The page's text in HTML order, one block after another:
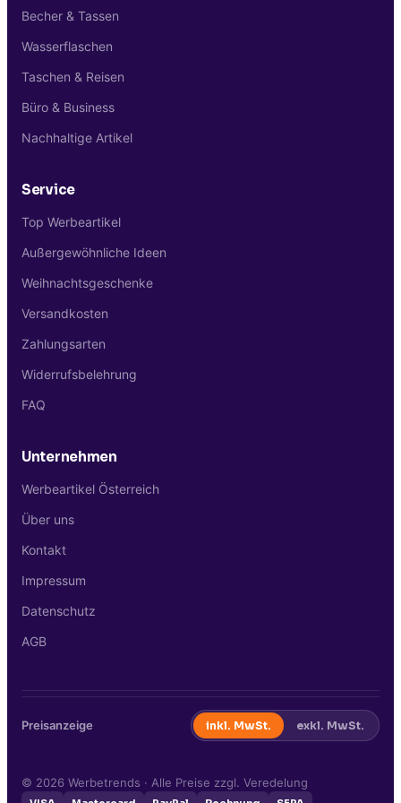
Becher & Tassen
Wasserflaschen
Taschen & Reisen
Büro & Business
Nachhaltige Artikel
Service
Top Werbeartikel
Außergewöhnliche Ideen
Weihnachtsgeschenke
Versandkosten
Zahlungsarten
Widerrufsbelehrung
FAQ
Unternehmen
Werbeartikel Österreich
Über uns
Kontakt
Impressum
Datenschutz
AGB
Preisanzeige inkl. MwSt. exkl. MwSt.
© 2026 Werbetrends · Alle Preise zzgl. Veredelung